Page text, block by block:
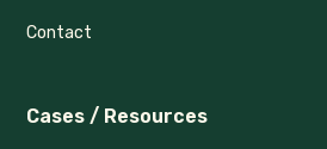
Contact
Cases / Resources